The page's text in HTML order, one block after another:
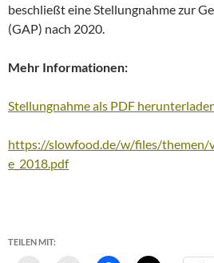
beschließt eine Stellungnahme zur
(GAP) nach 2020.
Mehr Informationen:
Stellungnahme als PDF
https://slowfood.de/w/files/themen/
e_2018.pdf
TEILEN MIT: